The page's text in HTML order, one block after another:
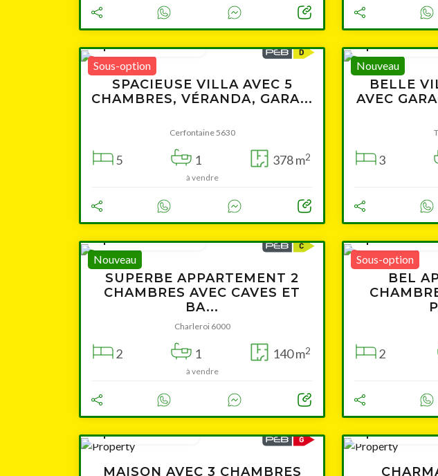
Cliquer pour afficher la carte
Sous-option
à partir de 229 000 €
SPACIEUSE VILLA AVEC 5
CHAMBRES, VÉRANDA, GARA...
Cerfontaine 5630
5 1 378 m2
à vendre
Nouveau
à partir de 239
BELLE
AVEC
3
Nouveau
à partir de 199 000 €
SUPERBE APPARTEMENT 2
CHAMBRES AVEC CAVES ET
BA...
Charleroi 6000
2 1 140 m2
à vendre
Sous-option
à partir de 149
BEL
2
à partir de 99 000 €
MAISON AVEC 3 CHAMBRES
à partir de 190